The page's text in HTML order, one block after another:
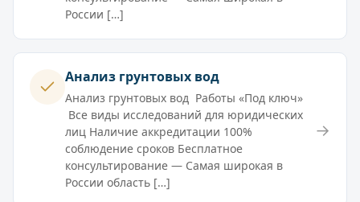
России […]
Анализ грунтовых вод
Анализ грунтовых вод Работы «Под ключ»
Все виды исследований для юридических
лиц Наличие аккредитации 100%
соблюдение сроков Бесплатное
консультирование — Самая широкая в
России область […]
→